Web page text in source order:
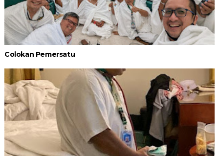
Colokan Pemersatu